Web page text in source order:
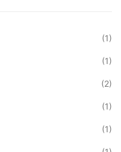
(1)
(1)
(2)
(1)
(1)